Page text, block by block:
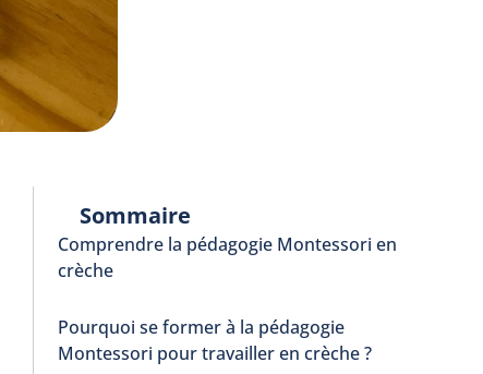
Sommaire
Comprendre la pédagogie Montessori en
crèche
Pourquoi se former à la pédagogie
Montessori pour travailler en crèche ?